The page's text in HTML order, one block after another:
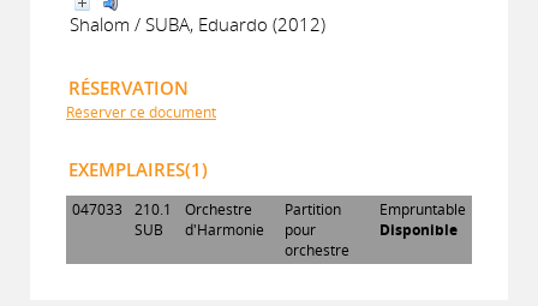
Shalom / SUBA, Eduardo (2012)
RÉSERVATION
Réserver ce document
EXEMPLAIRES(1)
047033
210.1
SUB
Orchestre
d'Harmonie
Partition
pour
orchestre
Empruntable
Disponible